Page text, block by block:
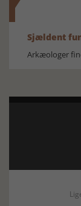
Sjældent
Arkæologer